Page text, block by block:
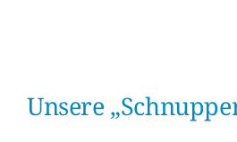
Unsere